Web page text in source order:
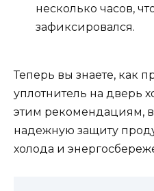
несколько часов,
зафиксировался.
Теперь вы знаете, как
уплотнитель на дверь
этим рекомендациям,
надежную защиту
холода и